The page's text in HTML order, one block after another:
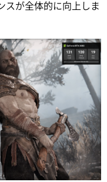
スが全体的に向上しま